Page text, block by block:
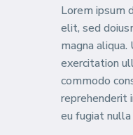
Lorem ipsum
elit, sed
magna
exercitation
commodo
reprehenderit
eu fugiat nulla